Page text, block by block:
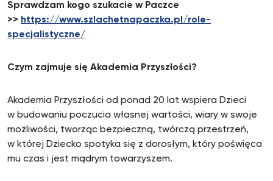
Sprawdzam kogo szukacie w Paczce
>> https://www.szlachetnapaczka.pl/role-
specjalistyczne/
Czym zajmuje się Akademia Przyszłości?
Akademia Przyszłości od ponad 20 lat wspiera Dzieci
w budowaniu poczucia własnej wartości, wiary w swoje
możliwości, tworząc bezpieczną, twórczą przestrzeń,
w której Dziecko spotyka się z dorosłym, który poświęca
mu czas i jest mądrym towarzyszem.